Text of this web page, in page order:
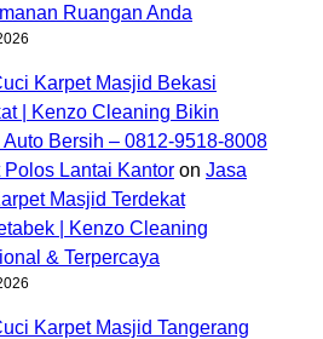
Ruangan Anda
Karpet Masjid Bekasi
| Kenzo Cleaning Bikin
Auto Bersih – 0812-9518-8008
Polos Lantai Kantor on Jasa
Masjid Terdekat
| Kenzo Cleaning
& Terpercaya
Karpet Masjid Tangerang